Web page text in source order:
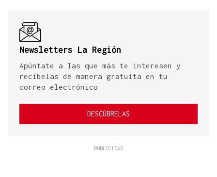
Newsletters La Región
Apúntate a las que más te interesen y
recíbelas de manera gratuita en tu
correo electrónico
DESCÚBRELAS